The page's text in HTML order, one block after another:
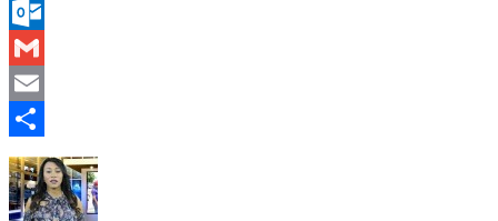
Messenger
Outlook.com
Gmail
Email
Compartir